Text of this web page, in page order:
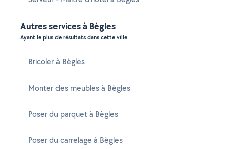
Autres services à Bègles
Ayant le plus de résultats dans cette ville
Bricoler à Bègles
Monter des meubles à Bègles
Poser du parquet à Bègles
Poser du carrelage à Bègles